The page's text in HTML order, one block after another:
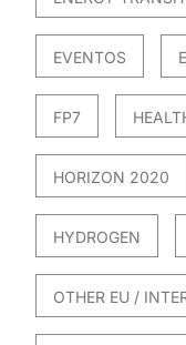
EVENTOS
FP7
HORIZON 2020
HYDROGEN
OTHER EU /